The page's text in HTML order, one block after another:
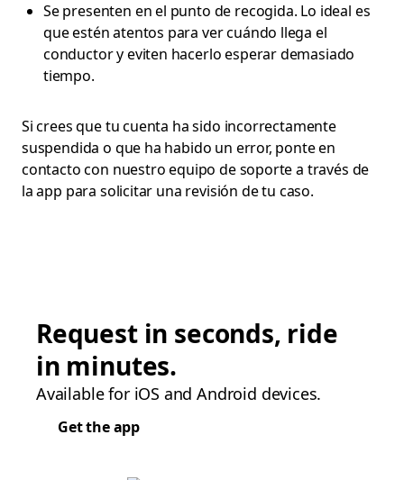
Se presenten en el punto de recogida. Lo ideal es
que estén atentos para ver cuándo llega el
conductor y eviten hacerlo esperar demasiado
tiempo.
Si crees que tu cuenta ha sido incorrectamente
suspendida o que ha habido un error, ponte en
contacto con nuestro equipo de soporte a través de
la app para solicitar una revisión de tu caso.
Request in seconds, ride
in minutes.
Available for iOS and Android devices.
Get the app